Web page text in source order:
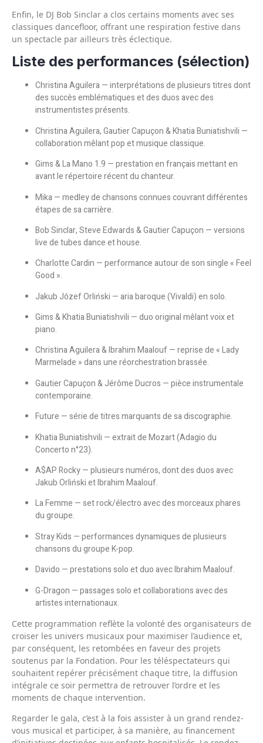
Enfin, le DJ Bob Sinclar a clos certains moments avec ses
classiques dancefloor, offrant une respiration festive dans
un spectacle par ailleurs très éclectique.
Liste des performances (sélection)
Christina Aguilera — interprétations de plusieurs titres dont
des succès emblématiques et des duos avec des
instrumentistes présents.
Christina Aguilera, Gautier Capuçon & Khatia Buniatishvili —
collaboration mêlant pop et musique classique.
Gims & La Mano 1.9 — prestation en français mettant en
avant le répertoire récent du chanteur.
Mika — medley de chansons connues couvrant différentes
étapes de sa carrière.
Bob Sinclar, Steve Edwards & Gautier Capuçon — versions
live de tubes dance et house.
Charlotte Cardin — performance autour de son single « Feel
Good ».
Jakub Józef Orliński — aria baroque (Vivaldi) en solo.
Gims & Khatia Buniatishvili — duo original mêlant voix et
piano.
Christina Aguilera & Ibrahim Maalouf — reprise de « Lady
Marmelade » dans une réorchestration brassée.
Gautier Capuçon & Jérôme Ducros — pièce instrumentale
contemporaine.
Future — série de titres marquants de sa discographie.
Khatia Buniatishvili — extrait de Mozart (Adagio du
Concerto n°23).
A$AP Rocky — plusieurs numéros, dont des duos avec
Jakub Orliński et Ibrahim Maalouf.
La Femme — set rock/électro avec des morceaux phares
du groupe.
Stray Kids — performances dynamiques de plusieurs
chansons du groupe K-pop.
Davido — prestations solo et duo avec Ibrahim Maalouf.
G-Dragon — passages solo et collaborations avec des
artistes internationaux.
Cette programmation reflète la volonté des organisateurs de
croiser les univers musicaux pour maximiser l’audience et,
par conséquent, les retombées en faveur des projets
soutenus par la Fondation. Pour les téléspectateurs qui
souhaitent repérer précisément chaque titre, la diffusion
intégrale ce soir permettra de retrouver l’ordre et les
moments de chaque intervention.
Regarder le gala, c’est à la fois assister à un grand rendez-
vous musical et participer, à sa manière, au financement